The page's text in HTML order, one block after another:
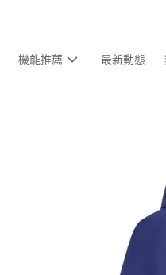
機能推薦 最新動態